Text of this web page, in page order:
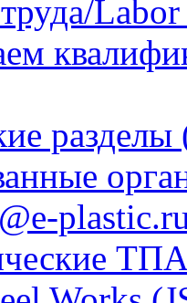
Labor